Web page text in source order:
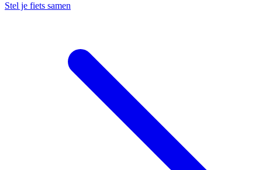
Stel je fiets samen